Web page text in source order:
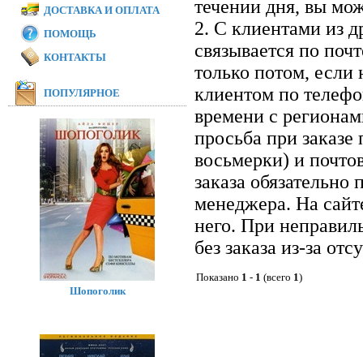
течении дня, вы
2. С клиентами из
связывается по
только потом, если
клиентом по
времени с
просьба при
восьмерки) и
заказа
менеджера. На
него. При
без заказа из-за
Показано 1 - 1 (всего 1)
ДОСТАВКА И ОПЛАТА
ПОМОЩЬ
КОНТАКТЫ
ПОПУЛЯРНОЕ
Шопоголик